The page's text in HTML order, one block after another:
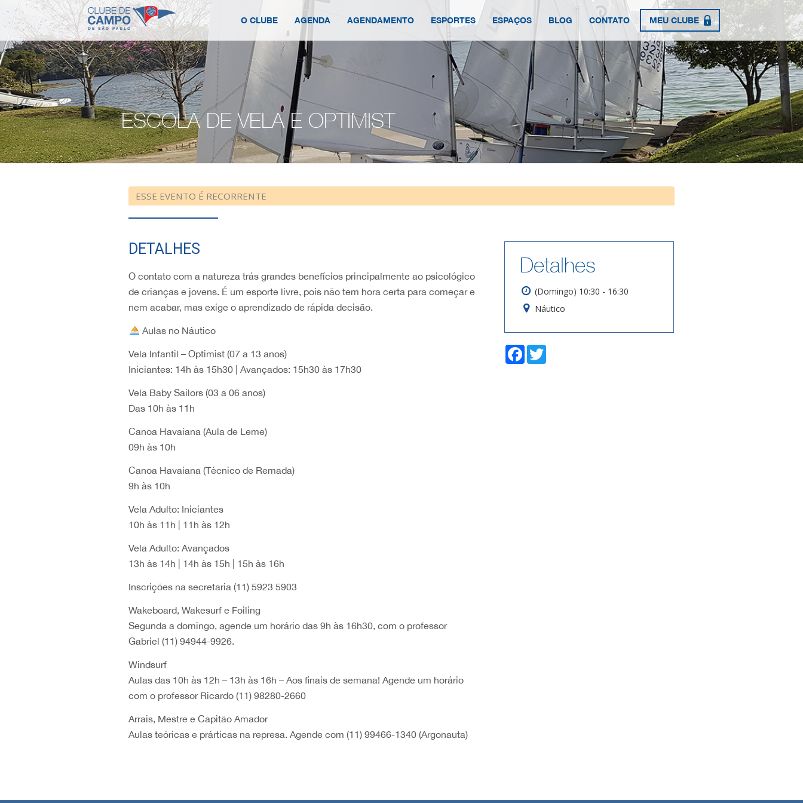
O CLUBE AGENDA AGENDAMENTO ESPORTES ESPAÇOS BLOG CONTATO MEU CLUBE
ESCOLA DE VELA E OPTIMIST
ESSE EVENTO É RECORRENTE
DETALHES
O contato com a natureza trás grandes benefícios principalmente ao psicológico
de crianças e jovens. É um esporte livre, pois não tem hora certa para começar e
nem acabar, mas exige o aprendizado de rápida decisão.
Aulas no Náutico
Vela Infantil – Optimist (07 a 13 anos)
Iniciantes: 14h às 15h30 | Avançados: 15h30 às 17h30
Vela Baby Sailors (03 a 06 anos)
Das 10h às 11h
Canoa Havaiana (Aula de Leme)
09h às 10h
Canoa Havaiana (Técnico de Remada)
9h às 10h
Vela Adulto: Iniciantes
10h às 11h | 11h às 12h
Vela Adulto: Avançados
13h às 14h | 14h às 15h | 15h às 16h
Inscrições na secretaria (11) 5923 5903
Wakeboard, Wakesurf e Foiling
Segunda a domingo, agende um horário das 9h às 16h30, com o professor
Gabriel (11) 94944-9926.
Windsurf
Aulas das 10h às 12h – 13h às 16h – Aos finais de semana! Agende um horário
com o professor Ricardo (11) 98280-2660
Arrais, Mestre e Capitão Amador
Aulas teóricas e prárticas na represa. Agende com (11) 99466-1340 (Argonauta)
Detalhes
(Domingo) 10:30 - 16:30
Náutico